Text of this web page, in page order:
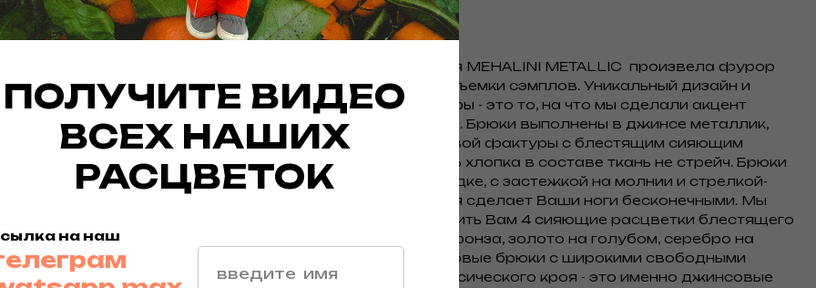
ПОЛУЧИТЕ ВИДЕО
ВСЕХ НАШИХ
РАСЦВЕТОК
на наш
КУПИТЬ
Новая коллекция MEHALINI METALLIC произвела фурор
еще до выхода съемки сэмплов. Уникальный дизайн и
сияющие фактуры - это то, на что мы сделали акцент
новой коллекции. Брюки выполнены в джинсе металлик,
плотной формовой фактуры с блестящим сияющим
нанесением, 90% хлопка в составе ткань не стрейч. Брюки
на средней посадке, с застежкой на молнии и стрелкой-
сборкой, которая сделает Ваши ноги бесконечными. Мы
готовы предложить Вам 4 сияющие расцветки блестящего
джинса: сталь, бронза, золото на голубом, серебро на
голубом. Джинсовые брюки с широкими свободными
штанинами, классического кроя - это именно джинсовые